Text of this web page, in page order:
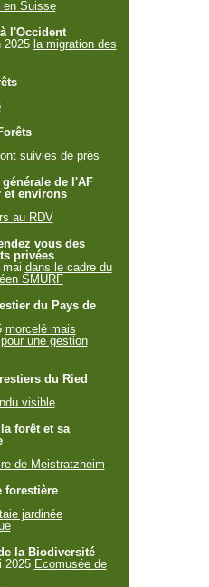
en Suisse
l'Occident
2025 la migration des
suivies de près
de l'AF
et environs
au RDV
vous des
privées
dans le cadre du
SMURF
du Pays de
morcelé mais
une gestion
du Ried
visible
forêt et sa
de Meistratzheim
forestière
jardinée
la Biodiversité
2025 Ecomusée de